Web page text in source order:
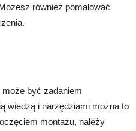
również pomalować
może być zadaniem
wiedzą i narzędziami można to
montażu, należy